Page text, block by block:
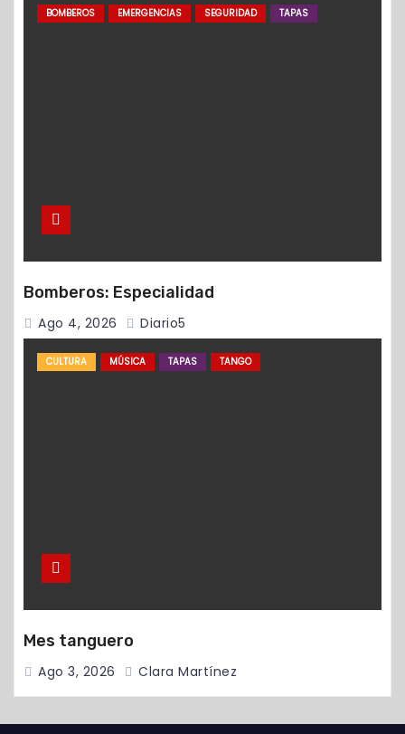
BOMBEROS EMERGENCIAS SEGURIDAD TAPAS
Bomberos: Especialidad
Ago 4, 2026 Diario5
CULTURA MÚSICA TAPAS TANGO
Mes tanguero
Ago 3, 2026 Clara Martínez